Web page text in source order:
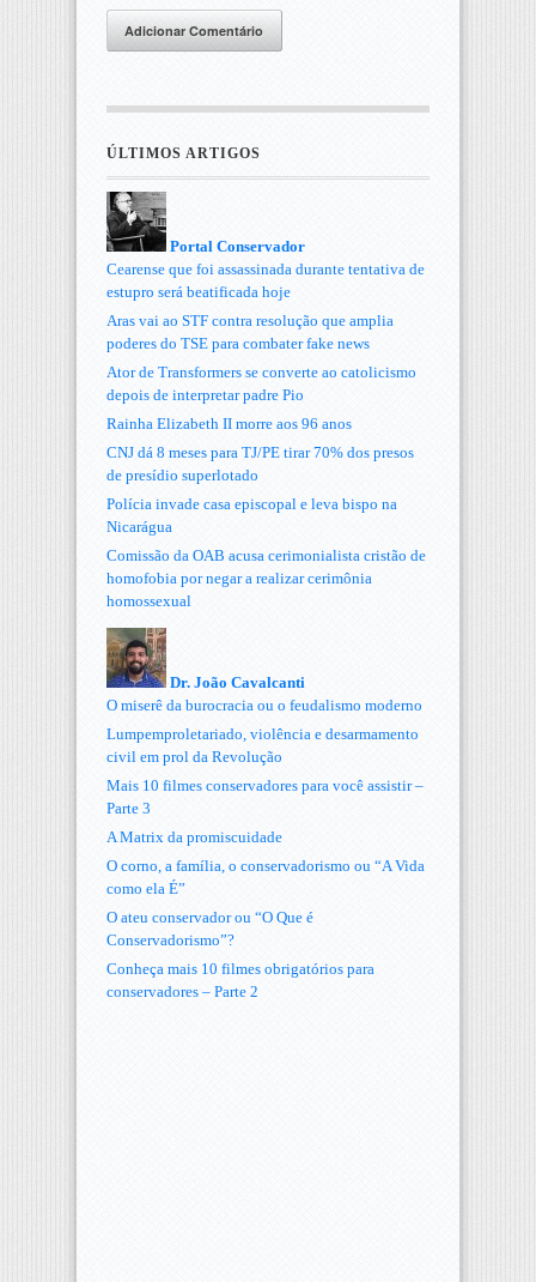
Adicionar Comentário
ÚLTIMOS ARTIGOS
Portal Conservador
Cearense que foi assassinada durante tentativa de
estupro será beatificada hoje
Aras vai ao STF contra resolução que amplia
poderes do TSE para combater fake news
Ator de Transformers se converte ao catolicismo
depois de interpretar padre Pio
Rainha Elizabeth II morre aos 96 anos
CNJ dá 8 meses para TJ/PE tirar 70% dos presos
de presídio superlotado
Polícia invade casa episcopal e leva bispo na
Nicarágua
Comissão da OAB acusa cerimonialista cristão de
homofobia por negar a realizar cerimônia
homossexual
Dr. João Cavalcanti
O miserê da burocracia ou o feudalismo moderno
Lumpemproletariado, violência e desarmamento
civil em prol da Revolução
Mais 10 filmes conservadores para você assistir –
Parte 3
A Matrix da promiscuidade
O corno, a família, o conservadorismo ou “A Vida
como ela É”
O ateu conservador ou “O Que é
Conservadorismo”?
Conheça mais 10 filmes obrigatórios para
conservadores – Parte 2